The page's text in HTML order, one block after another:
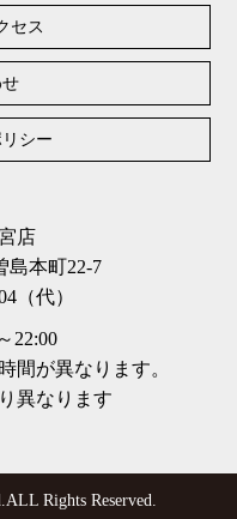
セス
シー
店
島本町22-7
（代）
22:00
間が異なります。
異なります
Rights Reserved.